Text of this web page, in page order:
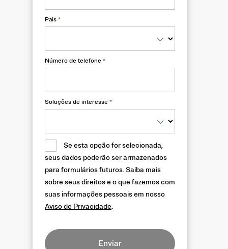
País *
Número de telefone *
Soluções de interesse *
Se esta opção for selecionada,
seus dados poderão ser armazenados
para formulários futuros. Saiba mais
sobre seus direitos e o que fazemos com
suas informações pessoais em nosso
Aviso de Privacidade.
Enviar